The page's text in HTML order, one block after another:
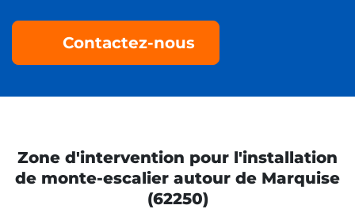
Contactez-nous
Zone d'intervention pour l'installation
de monte-escalier autour de Marquise
(62250)